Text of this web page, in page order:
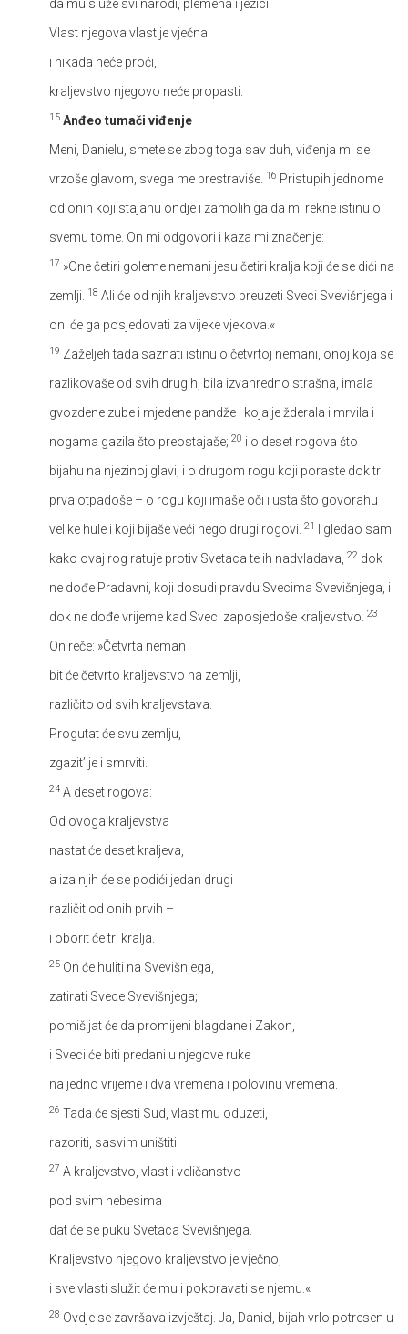
da mu služe svi narodi, plemena i jezici.
Vlast njegova vlast je vječna
i nikada neće proći,
kraljevstvo njegovo neće propasti.
15 Anđeo tumači viđenje
Meni, Danielu, smete se zbog toga sav duh, viđenja mi se
vrzoše glavom, svega me prestraviše. 16 Pristupih jednome
od onih koji stajahu ondje i zamolih ga da mi rekne istinu o
svemu tome. On mi odgovori i kaza mi značenje:
17 »One četiri goleme nemani jesu četiri kralja koji će se dići na
zemlji.
18 Ali će od njih kraljevstvo preuzeti Sveci Svevišnjega i
oni će ga posjedovati za vijeke vjekova.«
19 Zaželjeh tada saznati istinu o četvrtoj nemani, onoj koja se
razlikovaše od svih drugih, bila izvanredno strašna, imala
gvozdene zube i mjedene pandže i koja je žderala i mrvila i
nogama gazila što preostajaše; 20 i o deset rogova što
bijahu na njezinoj glavi, i o drugom rogu koji poraste dok tri
prva otpadoše – o rogu koji imaše oči i usta što govorahu
velike hule i koji bijaše veći nego drugi rogovi. 21
I gledao sam
kako ovaj rog ratuje protiv Svetaca te ih nadvladava, 22 dok
ne dođe Pradavni, koji dosudi pravdu Svecima Svevišnjega, i
dok ne dođe vrijeme kad Sveci zaposjedoše kraljevstvo. 23
On reče: »Četvrta neman
bit će četvrto kraljevstvo na zemlji,
različito od svih kraljevstava.
Progutat će svu zemlju,
zgazit’ je i smrviti.
24 A deset rogova:
Od ovoga kraljevstva
nastat će deset kraljeva,
a iza njih će se podići jedan drugi
različit od onih prvih –
i oborit će tri kralja.
25 On će huliti na Svevišnjega,
zatirati Svece Svevišnjega;
pomišljat će da promijeni blagdane i Zakon,
i Sveci će biti predani u njegove ruke
na jedno vrijeme i dva vremena i polovinu vremena.
26 Tada će sjesti Sud, vlast mu oduzeti,
razoriti, sasvim uništiti.
27 A kraljevstvo, vlast i veličanstvo
pod svim nebesima
dat će se puku Svetaca Svevišnjega.
Kraljevstvo njegovo kraljevstvo je vječno,
i sve vlasti služit će mu i pokoravati se njemu.«
28 Ovdje se završava izvještaj. Ja, Daniel, bijah vrlo potresen u